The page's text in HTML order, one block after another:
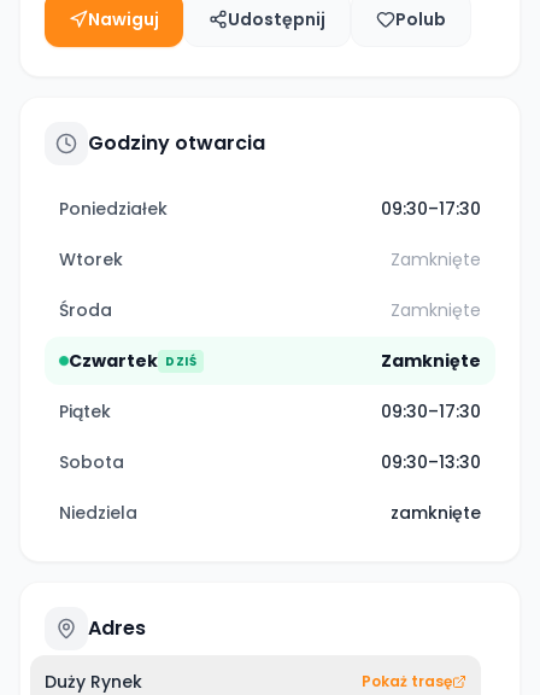
Nawiguj Udostępnij Polub
Godziny otwarcia
Poniedziałek 09:30–17:30
Wtorek Zamknięte
Środa Zamknięte
Czwartek DZIŚ Zamknięte
Piątek 09:30–17:30
Sobota 09:30–13:30
Niedziela zamknięte
Adres
Duży Rynek
Pokaż trasę